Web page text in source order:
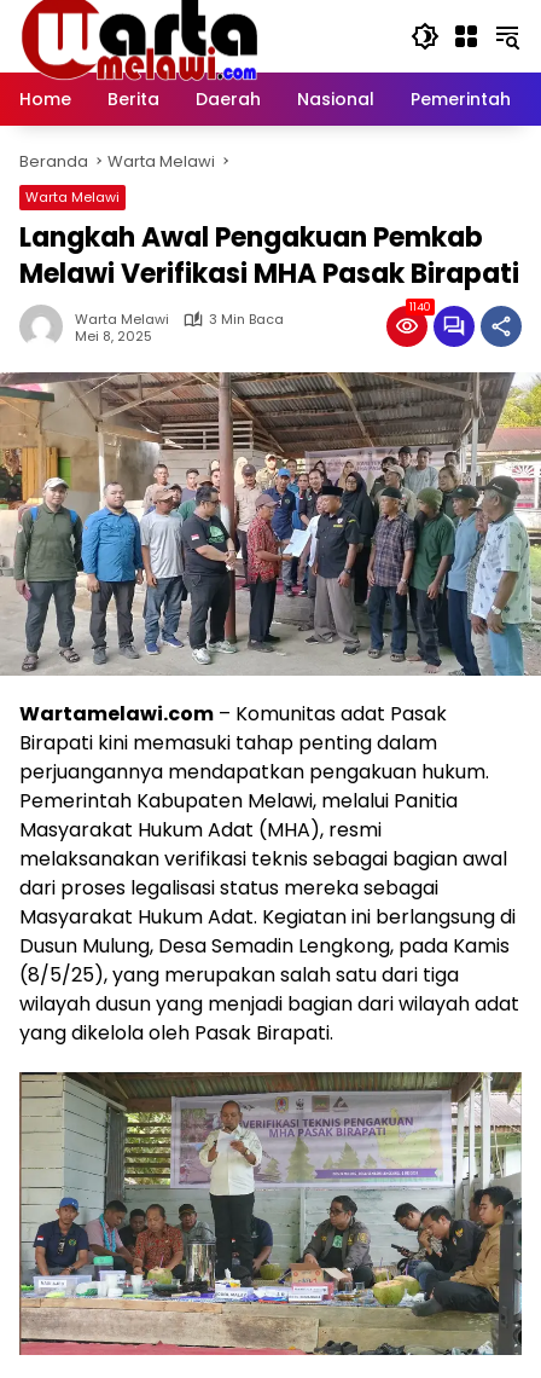
Langsung
konten
Home
Berita Daerah Nasional Pemerintah
Beranda Warta Melawi
Warta Melawi
Langkah Awal Pengakuan Pemkab
Melawi Verifikasi MHA Pasak Birapati
Warta Melawi
3 Min Baca
Mei 8, 2025
1140
Wartamelawi.com – Komunitas adat Pasak
Birapati kini memasuki tahap penting dalam
perjuangannya mendapatkan pengakuan hukum.
Pemerintah Kabupaten Melawi, melalui Panitia
Masyarakat Hukum Adat (MHA), resmi
melaksanakan verifikasi teknis sebagai bagian awal
dari proses legalisasi status mereka sebagai
Masyarakat Hukum Adat. Kegiatan ini berlangsung di
Dusun Mulung, Desa Semadin Lengkong, pada Kamis
(8/5/25), yang merupakan salah satu dari tiga
wilayah dusun yang menjadi bagian dari wilayah adat
yang dikelola oleh Pasak Birapati.